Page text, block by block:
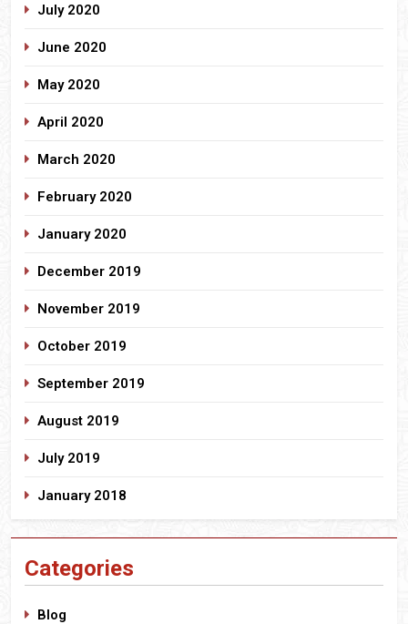
July 2020
June 2020
May 2020
April 2020
March 2020
February 2020
January 2020
December 2019
November 2019
October 2019
September 2019
August 2019
July 2019
January 2018
Categories
Blog